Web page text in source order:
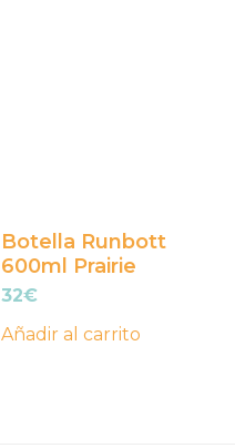
Botella Runbott
600ml Prairie
32€
Añadir al carrito